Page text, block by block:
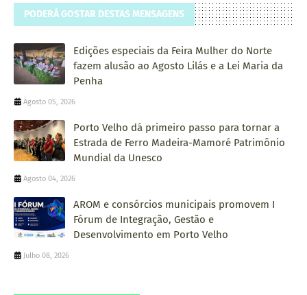
PODERÁ GOSTAR DESTAS MENSAGENS
Edições especiais da Feira Mulher do Norte
fazem alusão ao Agosto Lilás e a Lei Maria da
Penha
Agosto 05, 2026
Porto Velho dá primeiro passo para tornar a
Estrada de Ferro Madeira-Mamoré Patrimônio
Mundial da Unesco
Agosto 04, 2026
AROM e consórcios municipais promovem I
Fórum de Integração, Gestão e
Desenvolvimento em Porto Velho
Julho 08, 2026